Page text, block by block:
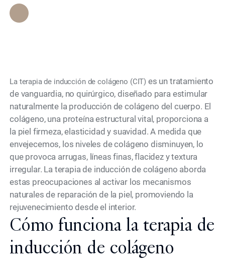
La terapia de inducción de colágeno (CIT) es un tratamiento
de vanguardia, no quirúrgico, diseñado para estimular
naturalmente la producción de colágeno del cuerpo. El
colágeno, una proteína estructural vital, proporciona a
la piel firmeza, elasticidad y suavidad. A medida que
envejecemos, los niveles de colágeno disminuyen, lo
que provoca arrugas, líneas finas, flacidez y textura
irregular. La terapia de inducción de colágeno aborda
estas preocupaciones al activar los mecanismos
naturales de reparación de la piel, promoviendo la
rejuvenecimiento desde el interior.
Cómo funciona la terapia de
inducción de colágeno